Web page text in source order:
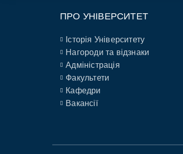
ПРО УНІВЕРСИТЕТ
Історія Університету
Нагороди та відзнаки
Адміністрація
Факультети
Кафедри
Вакансії